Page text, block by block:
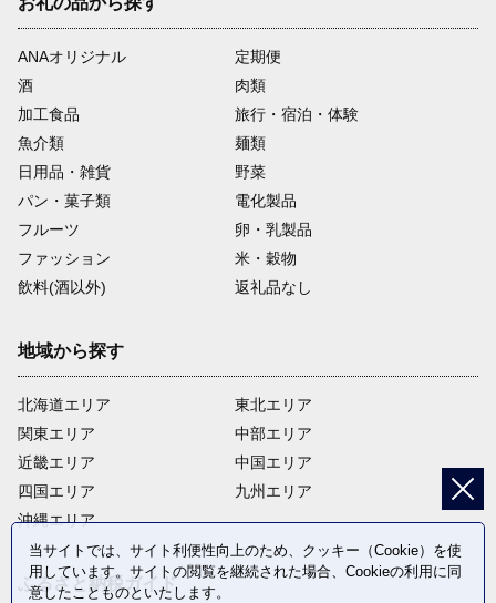
ANAオリジナル
定期便
酒
肉類
加工食品
旅行・宿泊・体験
魚介類
麺類
日用品・雑貨
野菜
パン・菓子類
電化製品
フルーツ
卵・乳製品
ファッション
米・穀物
飲料(酒以外)
返礼品なし
地域から探す
北海道エリア
関東エリア
近畿エリア
四国エリア
沖縄エリア
東北エリア
中部エリア
中国エリア
九州エリア
ふるさと納税ガイド
当サイトでは、サイト利便性向上のため、クッキー（Cookie）を使
用しています。サイトの閲覧を継続された場合、Cookieの利用に同
意したことものといたします。